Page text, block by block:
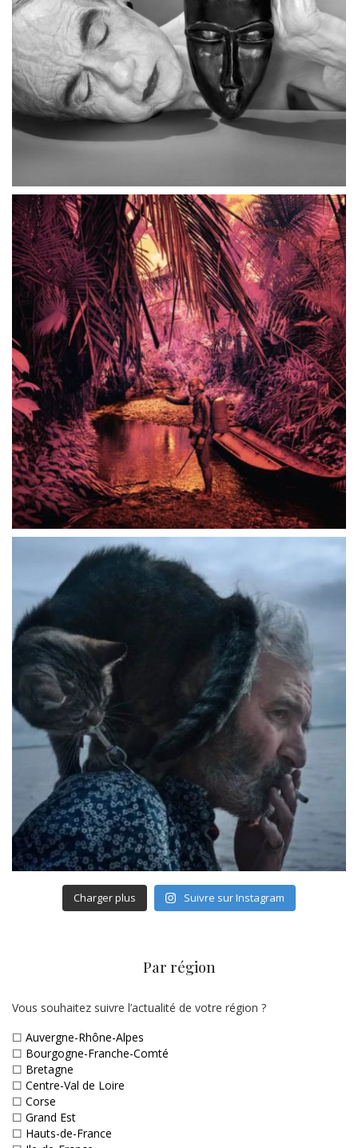
Charger plus Suivre sur Instagram
Par région
Vous souhaitez suivre l’actualité de votre région ?
☐ Auvergne-Rhône-Alpes
☐ Bourgogne-Franche-Comté
☐ Bretagne
☐ Centre-Val de Loire
☐ Corse
☐ Grand Est
☐ Hauts-de-France